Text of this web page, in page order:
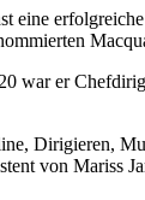
eine
war er
Dirigieren,
von Mariss